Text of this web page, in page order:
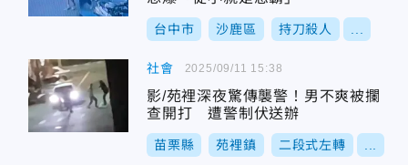
台中市 沙鹿區 持刀殺人
社會
影/苑裡深夜驚傳襲警！男不爽被攔
查開打 遭警制伏送辦
苗栗縣 苑裡鎮 二段式左轉
2025/09/11 15:38